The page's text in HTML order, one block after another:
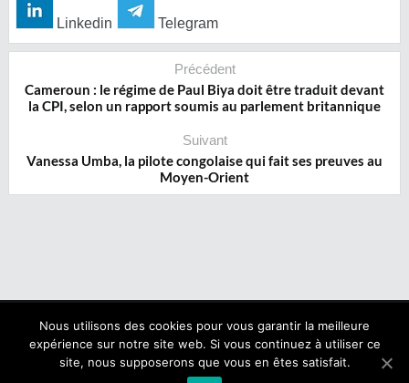
Linkedin Telegram
Précédent
Cameroun : le régime de Paul Biya doit être traduit devant
la CPI, selon un rapport soumis au parlement britannique
Suivant
Vanessa Umba, la pilote congolaise qui fait ses preuves au
Moyen-Orient
Copyright © 2017 NegroNews. Tous droits réservés.
Qui sommes nous ?
Mentions légales
Nous utilisons des cookies pour vous garantir la meilleure
expérience sur notre site web. Si vous continuez à utiliser ce
site, nous supposerons que vous en êtes satisfait.